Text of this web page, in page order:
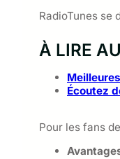
RadioTunes se
À LIRE
Écoutez
Pour les fans